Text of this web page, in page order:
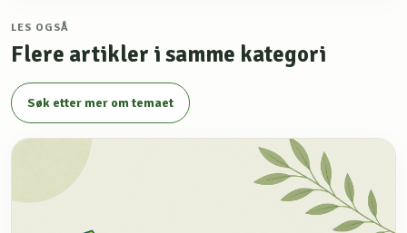
LES OGSÅ
Flere artikler i samme kategori
Søk etter mer om temaet